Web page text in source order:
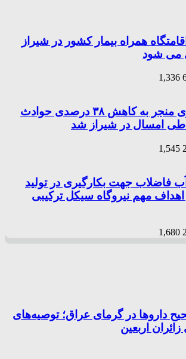
همراه بیمار کشور در شیراز
می شود
1,336
فرهنگ سازی منجر به کاهش ۳۸ درصدی حوادث
امسال در شیراز شد
2
1,545
آب فاضلاب جهت بکارگیری در تولید
مهم نیروگاه سیکل ترکیبی
2
1,680
داروها در گرمای عراق؛ توصیه‌های
اربعین